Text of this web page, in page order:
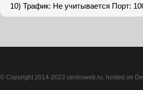
10) Трафик: Не учитывается Порт:
© Copyright 2014-2023 centroweb.ru, hosted on